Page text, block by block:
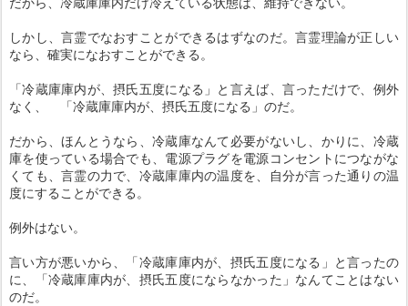
しかし、言霊でなおすことができるはずなのだ。言霊理論が正しい
なら、確実になおすことができる。
「冷蔵庫庫内が、摂氏五度になる」と言えば、言っただけで、例外
なく、 「冷蔵庫庫内が、摂氏五度になる」のだ。
だから、ほんとうなら、冷蔵庫なんて必要がないし、かりに、冷蔵
庫を使っている場合でも、電源プラグを電源コンセントにつながな
くても、言霊の力で、冷蔵庫庫内の温度を、自分が言った通りの温
度にすることができる。
例外はない。
言い方が悪いから、「冷蔵庫庫内が、摂氏五度になる」と言ったの
に、「冷蔵庫庫内が、摂氏五度にならなかった」なんてことはない
のだ。